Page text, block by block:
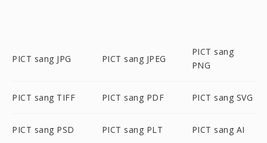
PICT sang JPG PICT sang JPEG
PICT sang
PNG
PICT sang TIFF PICT sang PDF PICT sang SVG
PICT sang PSD PICT sang PLT PICT sang AI